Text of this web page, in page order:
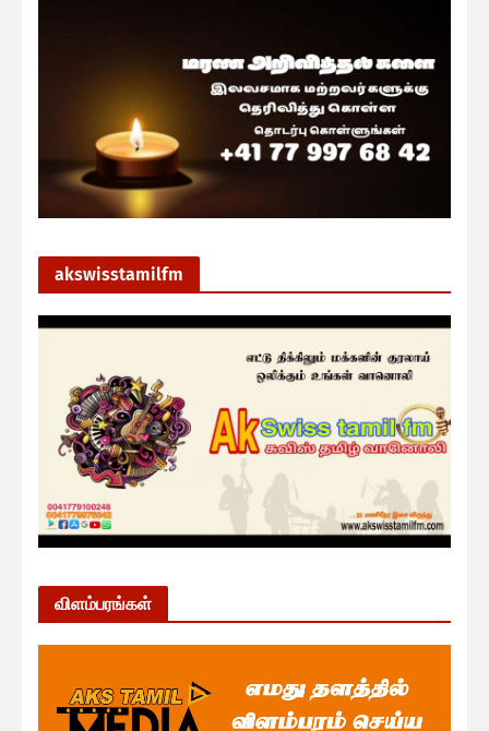
akswisstamilfm
விளம்பரங்கள்